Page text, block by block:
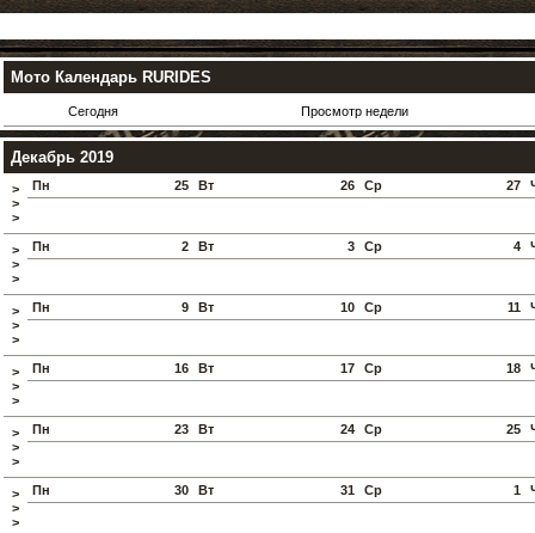
Мото Календарь RURIDES
Сегодня Просмотр недели
Декабрь 2019
>
>
>
25
Пн 26
Вт 27
Ср
>
>
>
2
Пн 3
Вт 4
Ср
>
>
>
9
Пн 10
Вт 11
Ср
>
>
>
16
Пн 17
Вт 18
Ср
>
>
>
23
Пн 24
Вт 25
Ср
>
>
>
30
Пн 31
Вт 1
Ср